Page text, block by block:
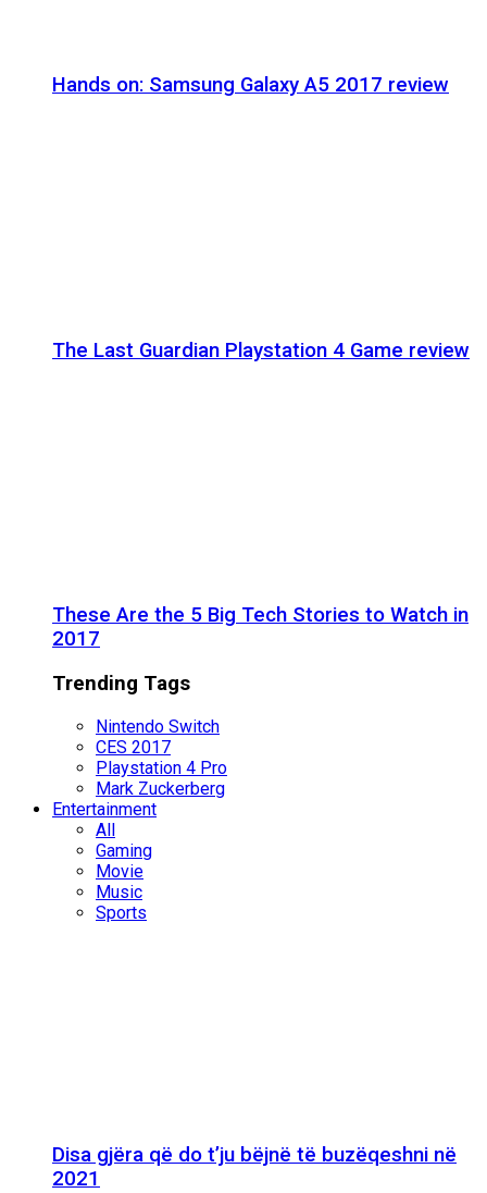
Hands on: Samsung Galaxy A5 2017 review
The Last Guardian Playstation 4 Game review
These Are the 5 Big Tech Stories to Watch in
2017
Trending Tags
Nintendo Switch
CES 2017
Playstation 4 Pro
Mark Zuckerberg
Entertainment
All
Gaming
Movie
Music
Sports
Disa gjëra që do t’ju bëjnë të buzëqeshni në
2021